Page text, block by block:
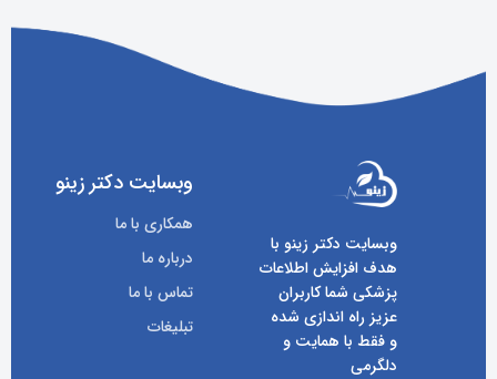
وبسایت دکتر زینو با
هدف افزایش اطلاعات
پزشکی شما کاربران
عزیز راه اندازی شده
و فقط با همایت و
دلگرمی
وبسایت دکتر زینو
همکاری با ما
درباره ما
تماس با ما
تبلیغات